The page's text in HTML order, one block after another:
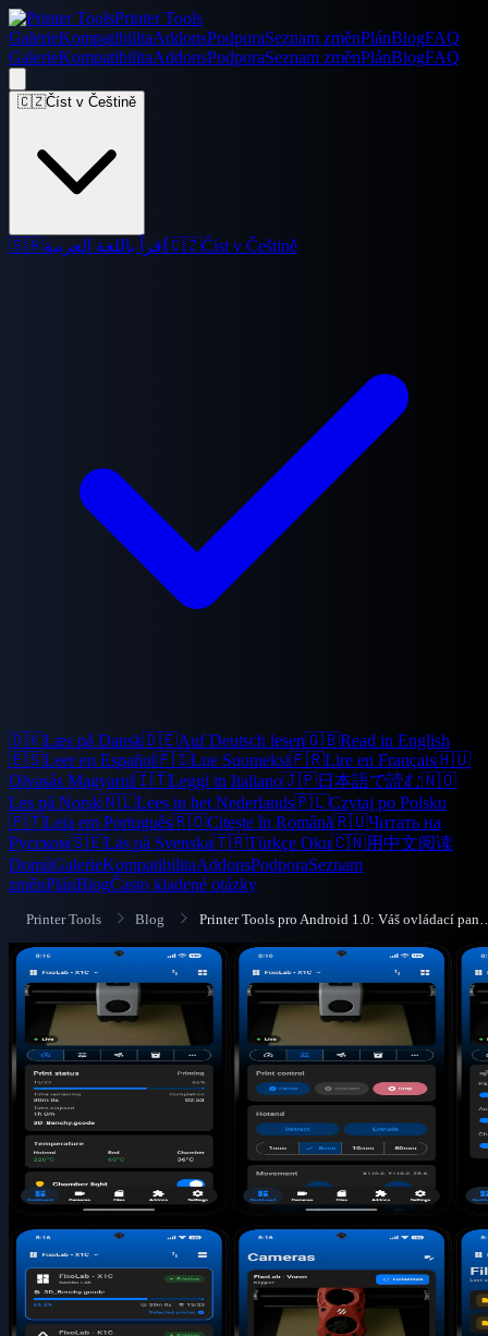
Printer Tools
GalerieKompatibilitaAddonsPodporaSeznam změnPlánBlogFAQ
GalerieKompatibilitaAddonsPodporaSeznam změnPlánBlogFAQ
🇨🇿Číst v Češtině
🇸🇦اقرأ باللغة العربية 🇨🇿Číst v Češtině
🇩🇰Læs på Dansk🇩🇪Auf Deutsch lesen🇬🇧Read in English
🇪🇸Leer en Español🇫🇮Lue Suomeksi🇫🇷Lire en Français🇭🇺
Olvasás Magyarul🇮🇹Leggi in Italiano🇯🇵日本語で読む🇳🇴
Les på Norsk🇳🇱Lees in het Nederlands🇵🇱Czytaj po Polsku
🇵🇹Leia em Português🇷🇴Citește în Română🇷🇺Читать на
Русском🇸🇪Läs på Svenska🇹🇷Türkçe Oku🇨🇳用中文阅读
DomůGalerieKompatibilitaAddonsPodporaSeznam
změnPlánBlogČasto kladené otázky
Printer Tools Blog